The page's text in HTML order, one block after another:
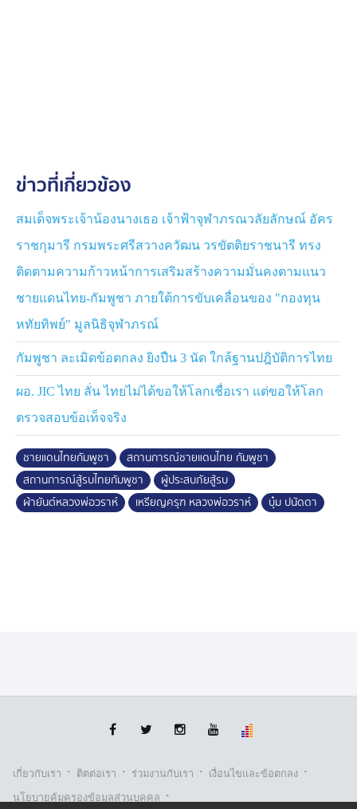
ต่อไป
ก่อนหน้านี้ นาย เฮง รัตนา ผู้อำนวยการสำนักงานปฏิบัติ
การทุ่นระเบิดแห่งชาติกัมพูชา (CMAC) บอกกัมพูชาไม่ได้
ใช้ทุ่นระเบิด รวมถึงพลโทหญิง มาลี โสเจียตา โฆษก
กระทรวงกลาโหมกัมพูชาก็ออกมาปฎิเสธอยู่บ่อยครั้ง ก็เป็น
ข้อสังเกตว่า เหตุใดฝ่ายกัมพูชาถึงไม่รับข้อเสนอไทย 2 ข้อ
ในการประชุม GBC ที่ผ่านมาก็คือ 1.ร่วมกันเก็บทำลายทุ่น
ระเบิด และปราบแก๊งคอลเซนเตอร์
ข่าวที่เกี่ยวข้อง
สมเด็จพระเจ้าน้องนางเธอ เจ้าฟ้าจุฬาภรณวลัยลักษณ์ อัคร
ราชกุมารี กรมพระศรีสวางควัฒน วรขัตติยราชนารี ทรง
ติดตามความก้าวหน้าการเสริมสร้างความมั่นคงตามแนว
ชายแดนไทย-กัมพูชา ภายใต้การขับเคลื่อนของ "กองทุน
หทัยทิพย์" มูลนิธิจุฬาภรณ์
กัมพูชา ละเมิดข้อตกลง ยิงปืน 3 นัด ใกล้ฐานปฎิบัติการไทย
ผอ. JIC ไทย ลั่น ไทยไม่ได้ขอให้โลกเชื่อเรา แต่ขอให้โลก
ตรวจสอบข้อเท็จจริง
ชายแดนไทยกัมพูชา
สถานการณ์ชายแดนไทย กัมพูชา
สถานการณ์สู้รบไทยกัมพูชา
ผู้ประสบภัยสู้รบ
ผ้ายันต์หลวงพ่อวราห์
เหรียญครุฑ หลวงพ่อวราห์ บุ๋ม ปนัดดา
เกี่ยวกับเรา · ติตต่อเรา · ร่วมงานกับเรา · เงื่อนไขและข้อตกลง ·
นโยบายคุ้มครองข้อมูลส่วนบุคคล ·